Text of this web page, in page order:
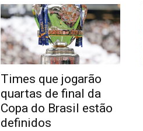
Times que jogarão
quartas de final da
Copa do Brasil estão
definidos